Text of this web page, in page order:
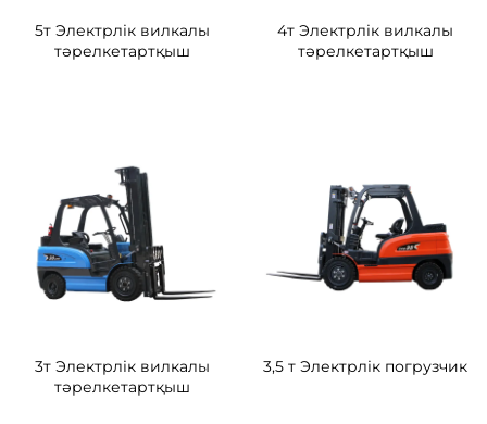
5т Электрлік вилкалы
тәрелкетартқыш
4т Электрлік вилкалы
тәрелкетартқыш
3т Электрлік вилкалы
тәрелкетартқыш
3,5 т Электрлік погрузчик